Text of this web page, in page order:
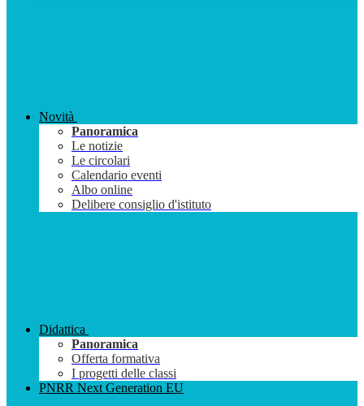
Novità
Panoramica
Le notizie
Le circolari
Calendario eventi
Albo online
Delibere consiglio d'istituto
Didattica
Panoramica
Offerta formativa
I progetti delle classi
PNRR Next Generation EU